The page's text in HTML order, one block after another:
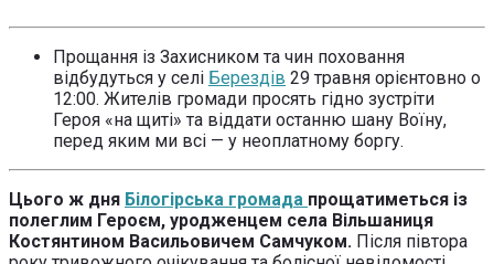
Прощання із Захисником та чин поховання
відбудуться у селі Берездів 29 травня орієнтовно о
12:00. Жителів громади просять гідно зустріти
Героя «на щиті» та віддати останню шану Воїну,
перед яким ми всі — у неоплатному боргу.
Цього ж дня Білогірська громада прощатиметься із
полеглим Героєм, уродженцем села Вільшаниця
Костянтином Васильовичем Самчуком. Після півтора